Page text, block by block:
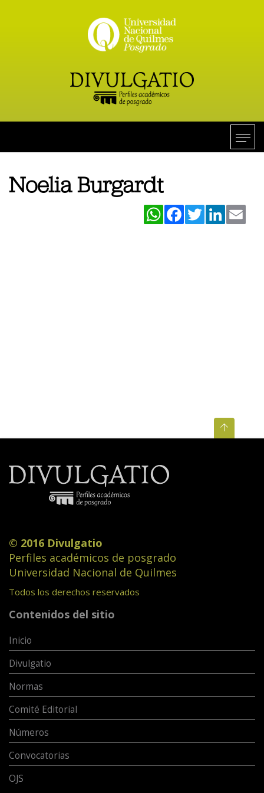
Noelia Burgardt
WhatsAppFacebookTwitterLinkedIn
© 2016 Divulgatio
Perfiles académicos de posgrado
Universidad Nacional de Quilmes
Todos los derechos reservados
Contenidos del sitio
Inicio
Divulgatio
Normas
Comité Editorial
Números
Convocatorias
OJS